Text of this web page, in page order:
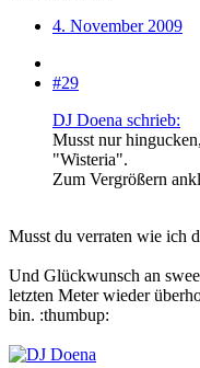
4. November 2009
#29
DJ Doena schrieb:
Musst nur
"Wisteria".
Zum Vergrößern
Musst du verraten wie ich
Und Glückwunsch an
letzten Meter wieder
bin. :thumbup: